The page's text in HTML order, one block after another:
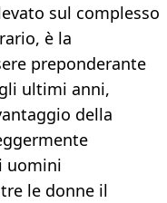
sul complesso
è la
preponderante
ultimi anni,
della
uomini
le donne il